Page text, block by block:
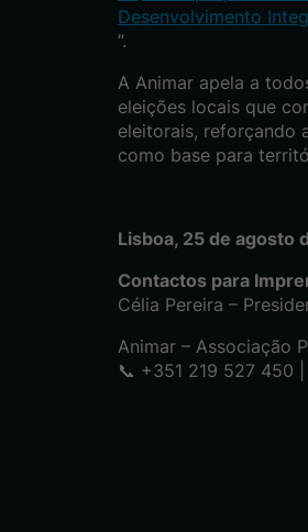
Desenvolvimento
”.
A Animar apela a
eleições locais que
eleitorais, reforçando
como base para
Lisboa, 25 de agosto
Contactos para
Célia Pereira –
Animar – Associação
📞 +351 219 527 450